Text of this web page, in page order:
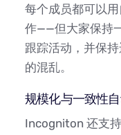
每个成员都可以
作——但大家保持
跟踪活动，并保
的混乱。
规模化与一致性
Incogniton 还支持